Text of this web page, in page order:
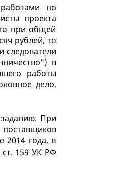
по
проекта
при общей
рублей, то
следователи
в
работы
дело,
При
2014 года, в
ст. 159 УК РФ